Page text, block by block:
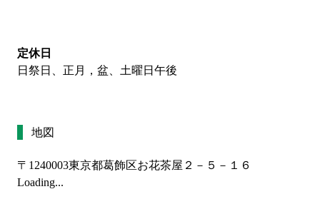
定休日
日祭日、正月，盆、土曜日午後
地図
〒1240003東京都葛飾区お花茶屋２－５－１６
Loading...